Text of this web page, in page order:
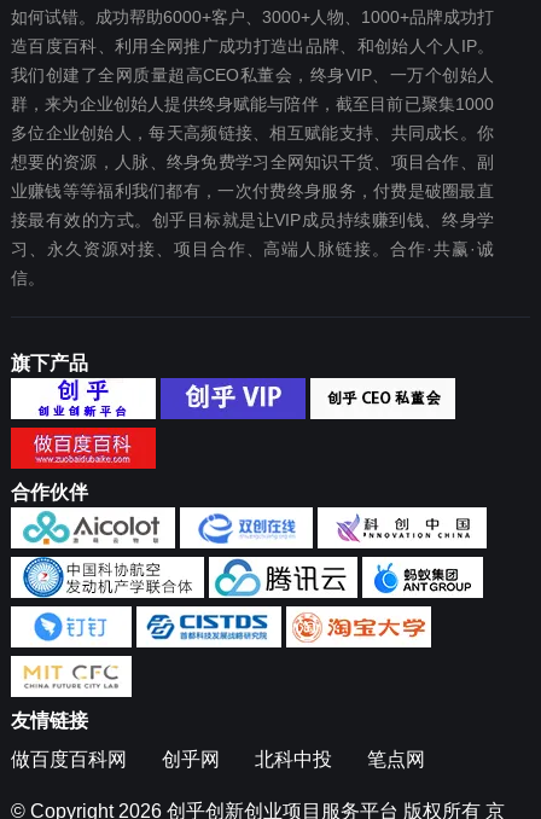
如何试错。成功帮助6000+客户、3000+人物、1000+品牌成功打
造百度百科、利用全网推广成功打造出品牌、和创始人个人IP。
我们创建了全网质量超高CEO私董会，终身VIP、一万个创始人
群，来为企业创始人提供终身赋能与陪伴，截至目前已聚集1000
多位企业创始人，每天高频链接、相互赋能支持、共同成长。你
想要‬的资源，人脉、终身免费学习全网知识干货、项目合作、副
业赚钱等等福利我们都‬有，一次付费终‬身服务，付费是破圈最‬直
接最有效‬的方式。创乎目标就是让VIP成员持续赚到钱、终身学
习、永久资源对接、项目合作、高端人脉链接。合作·共赢·诚
信。
旗下产品
合作伙伴
友情链接
做百度百科网
创乎网 北科中投 笔点网
© Copyright 2026 创乎创新创业项目服务平台 版权所有 京